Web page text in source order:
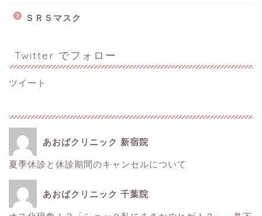
ＳＲＳマスク
Twitter でフォロー
ツイート
あおばクリニック 新宿院
夏季休診と休診期間のキャンセルについて
あおばクリニック 千葉院
■美容情報■